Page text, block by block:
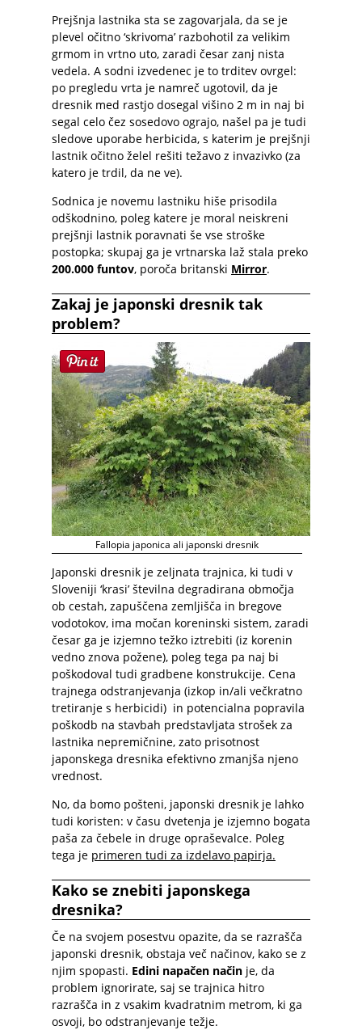
Prejšnja lastnika sta se zagovarjala, da se je
plevel očitno ‘skrivoma’ razbohotil za velikim
grmom in vrtno uto, zaradi česar zanj nista
vedela. A sodni izvedenec je to trditev ovrgel:
po pregledu vrta je namreč ugotovil, da je
dresnik med rastjo dosegal višino 2 m in naj bi
segal celo čez sosedovo ograjo, našel pa je tudi
sledove uporabe herbicida, s katerim je prejšnji
lastnik očitno želel rešiti težavo z invazivko (za
katero je trdil, da ne ve).
Sodnica je novemu lastniku hiše prisodila
odškodnino, poleg katere je moral neiskreni
prejšnji lastnik poravnati še vse stroške
postopka; skupaj ga je vrtnarska laž stala preko
200.000 funtov, poroča britanski Mirror.
Zakaj je japonski dresnik tak
problem?
Fallopia japonica ali japonski dresnik
Japonski dresnik je zeljnata trajnica, ki tudi v
Sloveniji ‘krasi’ številna degradirana območja
ob cestah, zapuščena zemljišča in bregove
vodotokov, ima močan koreninski sistem, zaradi
česar ga je izjemno težko iztrebiti (iz korenin
vedno znova požene), poleg tega pa naj bi
poškodoval tudi gradbene konstrukcije. Cena
trajnega odstranjevanja (izkop in/ali večkratno
tretiranje s herbicidi) in potencialna popravila
poškodb na stavbah predstavljata strošek za
lastnika nepremičnine, zato prisotnost
japonskega dresnika efektivno zmanjša njeno
vrednost.
No, da bomo pošteni, japonski dresnik je lahko
tudi koristen: v času dvetenja je izjemno bogata
paša za čebele in druge opraševalce. Poleg
tega je primeren tudi za izdelavo papirja.
Kako se znebiti japonskega
dresnika?
Če na svojem posestvu opazite, da se razrašča
japonski dresnik, obstaja več načinov, kako se z
njim spopasti. Edini napačen način je, da
problem ignorirate, saj se trajnica hitro
razrašča in z vsakim kvadratnim metrom, ki ga
osvoji, bo odstranjevanje težje.